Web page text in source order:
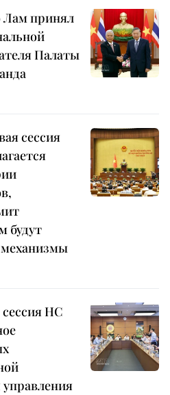
Лам принял
Палаты
сессия
будут
сессия НС